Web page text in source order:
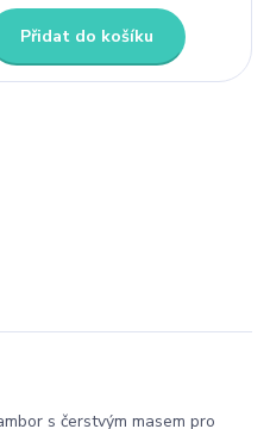
Přidat do košíku
s čerstvým masem pro